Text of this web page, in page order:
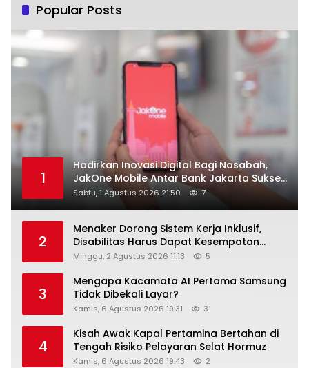
Popular Posts
1
Hadirkan Inovasi Digital Bagi Nasabah,
JakOne Mobile Antar Bank Jakarta Sukses
Raih Digital Excellence Awards 2026
Sabtu, 1 Agustus 2026 21:50 7
2
Menaker Dorong Sistem Kerja Inklusif,
Disabilitas Harus Dapat Kesempatan
Setara
Minggu, 2 Agustus 2026 11:13 5
3
Mengapa Kacamata AI Pertama Samsung
Tidak Dibekali Layar?
Kamis, 6 Agustus 2026 19:31 3
4
Kisah Awak Kapal Pertamina Bertahan di
Tengah Risiko Pelayaran Selat Hormuz
Kamis, 6 Agustus 2026 19:43 2